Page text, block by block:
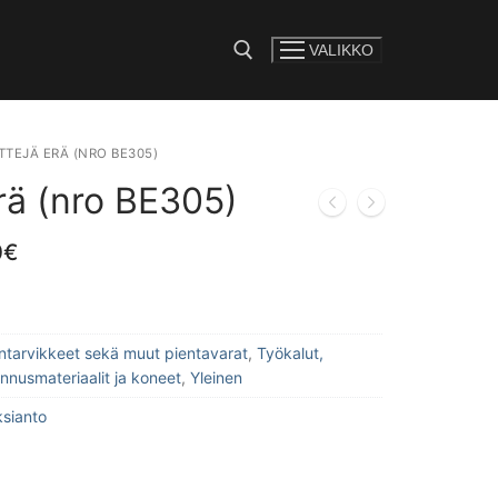
VALIKKO
ERÄ (NRO BE305)
(nro BE305)
€
sekä muut pientavarat, Työkalut,
ja koneet, Yleinen